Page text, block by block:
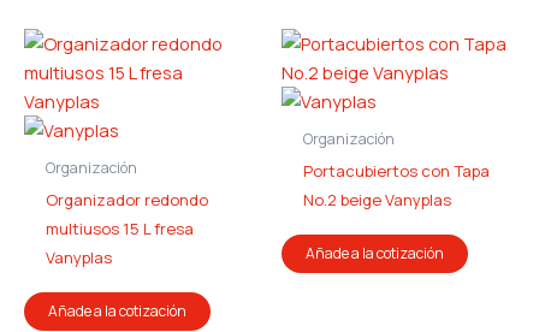
Organización
Organizador redondo
multiusos 15 L fresa
Vanyplas
Añade a la cotización
Organización
Portacubiertos con Tapa
No.2 beige Vanyplas
Añade a la cotización